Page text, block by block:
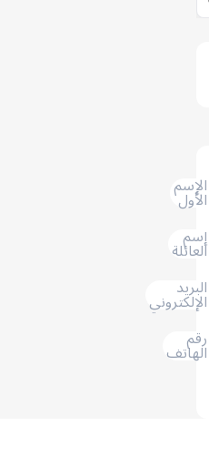
الإسم
الأول
إسم
العائلة
البريد
الإلكتروني
رقم
الهاتف